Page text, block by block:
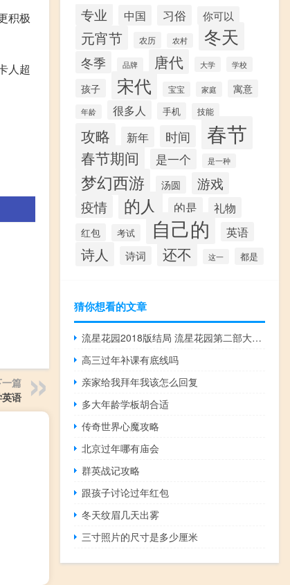
积极
人超
篇
语
专业 中国 习俗 你可以
元宵节 农历 农村 冬天
冬季 品牌 唐代 大学 学校
孩子 宋代 宝宝 家庭 寓意
年龄 很多人 手机 技能
攻略 新年 时间 春节
春节期间 是一个 是一种
梦幻西游 汤圆 游戏
疫情 的人 的是 礼物
红包 考试 自己的 英语
诗人 诗词 还不 这一 都是
猜你想看的文章
流星花园2018版结局 流星花园第二部大结局
高三过年补课有底线吗
亲家给我拜年我该怎么回复
多大年龄学板胡合适
传奇世界心魔攻略
北京过年哪有庙会
群英战记攻略
跟孩子讨论过年红包
冬天纹眉几天出雾
三寸照片的尺寸是多少厘米